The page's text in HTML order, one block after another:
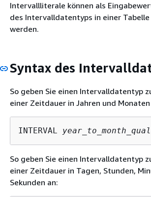
Intervallliterale können als
des Intervalldatentyps in einer
werden.
Syntax des
So geben Sie einen Intervalldatentyp
einer Zeitdauer in Jahren und Monaten
INTERVAL
So geben Sie einen Intervalldatentyp
einer Zeitdauer in Tagen, Stunden,
Sekunden an: